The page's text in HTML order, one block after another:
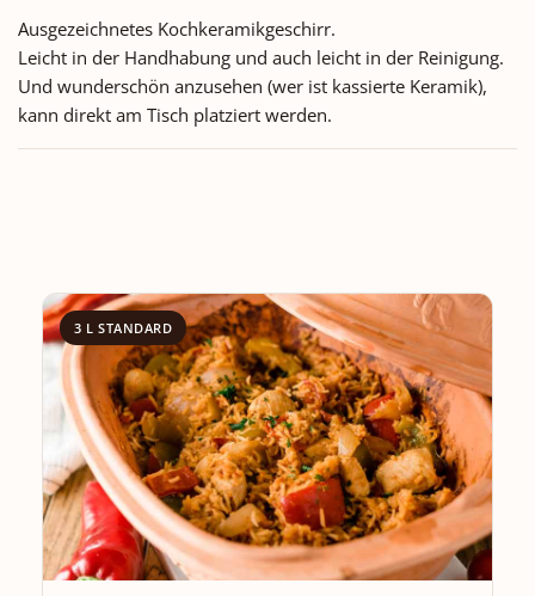
Ausgezeichnetes Kochkeramikgeschirr.
Leicht in der Handhabung und auch leicht in der Reinigung.
Und wunderschön anzusehen (wer ist kassierte Keramik),
kann direkt am Tisch platziert werden.
3 L STANDARD